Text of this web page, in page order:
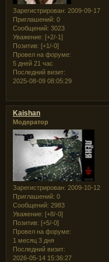
Зарегистрирован: 2009-09-17
Приглашений: 0
Сообщений: 3023
Уважение: [+2/-1]
Позитив: [+1/-0]
Провел на форуме:
5 дней 21 час
Последний визит:
2025-08-09 08:05:29
Kaishan
Модератор
Зарегистрирован: 2009-10-12
Приглашений: 0
Сообщений: 2983
Уважение: [+8/-0]
Позитив: [+5/-0]
Провел на форуме:
1 месяц 3 дня
Последний визит:
2026-05-14 15:36:27